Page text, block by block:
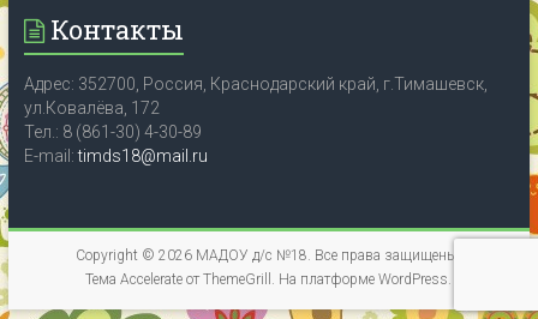
Контакты
Адрес: 352700, Россия, Краснодарский край, г.Тимашевск,
ул.Ковалёва, 172
Тел.: 8 (861-30) 4-30-89
E-mail:timds18@mail.ru
Copyright © 2026 МАДОУ д/с №18 . Все права защищены.
ТемаAccelerate от ThemeGrill. На платформеWordPress